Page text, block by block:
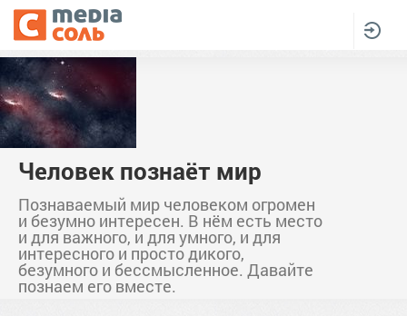
Человек познаёт мир
Познаваемый мир человеком огромен
и безумно интересен. В нём есть место
и для важного, и для умного, и для
интересного и просто дикого,
безумного и бессмысленное. Давайте
познаем его вместе.